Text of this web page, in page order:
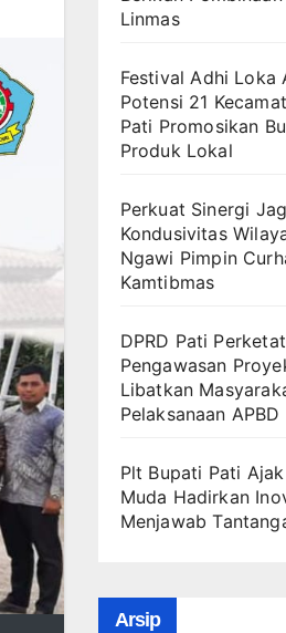
Linmas
Festival Adhi Loka
Potensi 21
Pati Promosikan
Produk Lokal
Perkuat Sinergi
Kondusivitas
Ngawi Pimpin
Kamtibmas
DPRD Pati Perketat
Pengawasan
Libatkan
Pelaksanaan APBD
Plt Bupati Pati
Muda Hadirkan
Menjawab
Arsip